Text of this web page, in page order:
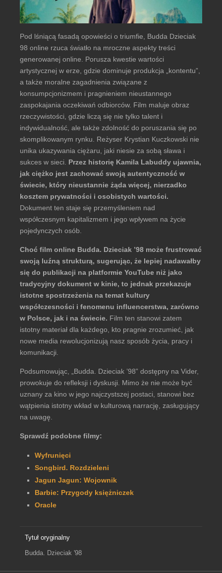
Pod lśniącą fasadą opowieści o triumfie, Budda Dzieciak
98 online rzuca światło na mroczne aspekty treści
generowanej online. Porusza kwestie wartości
artystycznej w erze, gdzie dominuje produkcja „kontentu”,
a także moralne zagadnienia związane z
konsumpcjonizmem i pragnieniem nieustannego
zaspokajania oczekiwań odbiorców. Film maluje obraz
rzeczywistości, gdzie liczą się nie tylko talent i
indywidualność, ale także zdolność do poruszania się po
skomplikowanym rynku. Reżyser Krystian Kuczkowski nie
unika ukazywania ciężaru, jaki niesie za sobą sława i
sukces w sieci. Przez historię Kamila Labuddy ujawnia,
jak ciężko jest zachować swoją autentyczność w
świecie, który nieustannie żąda więcej, nierzadko
kosztem prywatności i osobistych wartości.
Dokument ten staje się przemyśleniem nad
współczesnym kapitalizmem i jego wpływem na życie
pojedynczych osób.
Choć film online Budda. Dzieciak ’98 może frustrować
swoją luźną strukturą, sugerując, że lepiej nadawałby
się do publikacji na platformie YouTube niż jako
tradycyjny dokument w kinie, to jednak przekazuje
istotne spostrzeżenia na temat kultury
współczesności i fenomenu influencerstwa, zarówno
w Polsce, jak i na świecie. Film ten stanowi zatem
istotny materiał dla każdego, kto pragnie zrozumieć, jak
nowe media rewolucjonizują nasz sposób życia, pracy i
komunikacji.
Podsumowując, „Budda. Dzieciak ’98” dostępny na Vider,
prowokuje do refleksji i dyskusji. Mimo że nie może być
uznany za kino w jego najczystszej postaci, stanowi bez
wątpienia istotny wkład w kulturową narrację, zasługujący
na uwagę.
Sprawdź podobne filmy:
Wyfrunięci
Songbird. Rozdzieleni
Jagun Jagun: Wojownik
Barbie: Przygody księżniczek
Oracle
Tytuł oryginalny
Budda. Dzieciak '98